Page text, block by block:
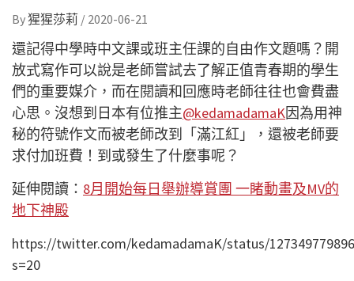
By猩猩莎莉 / 2020-06-21
還記得中學時中文課或班主任課的自由作文題嗎？開
放式寫作可以說是老師嘗試去了解正值青春期的學生
們的重要媒介，而在閱讀和回應時老師往往也會費盡
心思。沒想到日本有位推主@kedamadamaK因為用神
秘的符號作文而被老師改到「滿江紅」，還被老師要
求付加班費！到或發生了什麼事呢？
延伸閱讀： 8月開始每日舉辦導賞團 一睹動畫及MV的
地下神殿
https://twitter.com/kedamadamaK/status/
s=20